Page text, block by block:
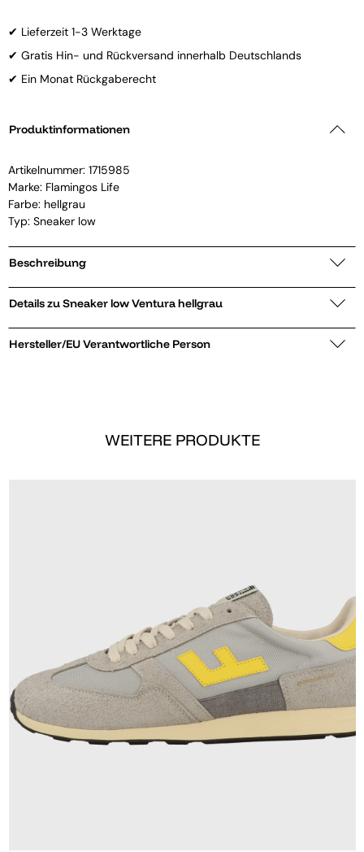
✔ Lieferzeit 1-3 Werktage
✔ Gratis Hin- und Rückversand innerhalb Deutschlands
✔ Ein Monat Rückgaberecht
Produktinformationen
Artikelnummer: 1715985
Marke: Flamingos Life
Farbe: hellgrau
Typ: Sneaker low
Beschreibung
Details zu Sneaker low Ventura hellgrau
Hersteller/EU Verantwortliche Person
WEITERE PRODUKTE